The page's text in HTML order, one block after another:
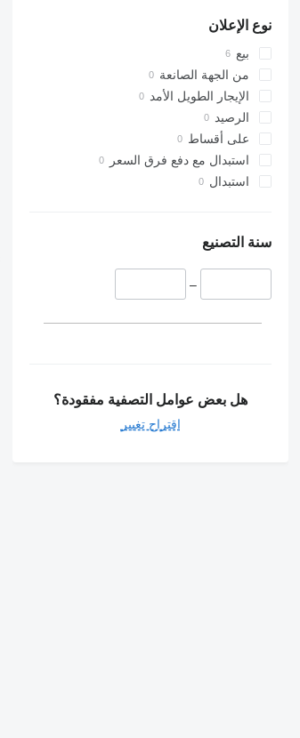
نوع الإعلان
بيع
من الجهة الصانعة
الإيجار الطويل الأمد
الرصيد
على أقساط
استبدال مع دفع فرق السعر
استبدال
سنة التصنيع
–
هل بعض عوامل التصفية مفقودة؟
اقتراح تغيير